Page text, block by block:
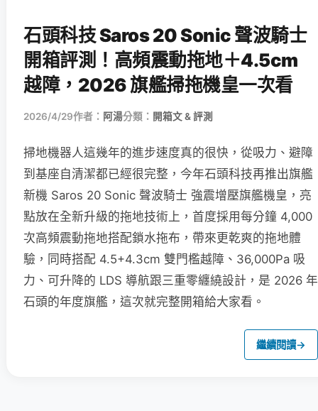
石頭科技 Saros 20 Sonic 聲波騎士
開箱評測！高頻震動拖地＋4.5cm
越障，2026 旗艦掃拖機皇一次看
2026/4/29作者： 阿湯分類： 開箱文 & 評測
掃地機器人這幾年的進步速度真的很快，從吸力、避障
到基座自清潔都已經很完整，今年石頭科技再推出旗艦
新機 Saros 20 Sonic 聲波騎士 強震增壓旗艦機皇，亮
點放在全新升級的拖地技術上，首度採用每分鐘 4,000
次高頻震動拖地搭配鎖水拖布，帶來更乾爽的拖地體
驗，同時搭配 4.5+4.3cm 雙門檻越障、36,000Pa 吸
力、可升降的 LDS 導航跟三重零纏繞設計，是 2026 年
石頭的年度旗艦，這次就完整開箱給大家看。
繼續閱讀→